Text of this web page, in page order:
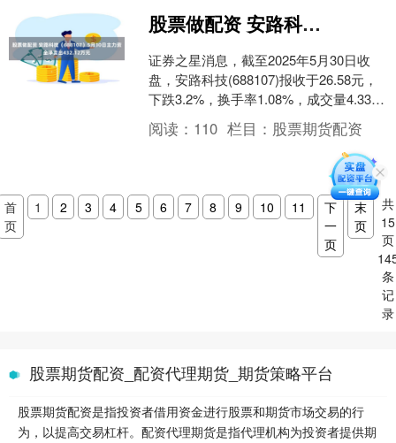
股票做配资 安路科技（688107）5月30日主力资金净卖出432.12万元
证券之星消息，截至2025年5月30日收
盘，安路科技(688107)报收于26.58元，
下跌3.2%，换手率1.08%，成交量4.33万
手，成交额1.15亿元。....
阅读： 110 栏目： 股票期货配资
首
页
1 2 3 4 5 6 7 8 9 10 11
下
一
页
末
页
共
15
页
条
记
录
股票期货配资_配资代理期货_期货策略平台
股票期货配资是指投资者借用资金进行股票和期货市场交易的行
为，以提高交易杠杆。配资代理期货是指代理机构为投资者提供期